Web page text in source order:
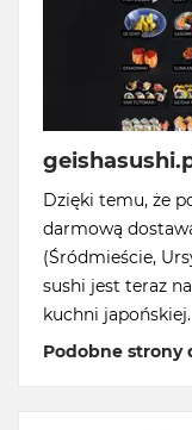
Dzięki temu, że
darmową
(Śródmieście,
sushi jest teraz
kuchni japońskiej.
Podobne strony